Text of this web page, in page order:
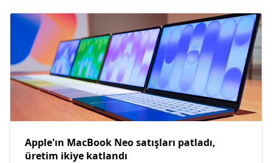
Apple'ın MacBook Neo satışları patladı,
üretim ikiye katlandı